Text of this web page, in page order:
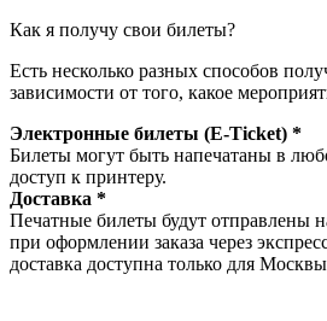
Как я получу свои билеты?
Есть несколько разных способов
зависимости от того, какое
Электронные билеты (E-Ticket) *
Билеты могут быть напечатаны в
доступ к принтеру.
Доставка *
Печатные билеты будут отправлены
при оформлении заказа через
доставка доступна только для